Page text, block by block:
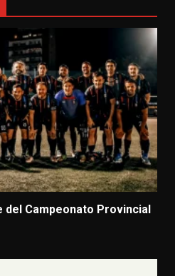
del Campeonato Provincial